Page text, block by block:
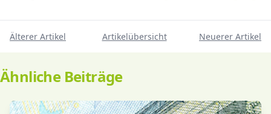
Älterer Artikel Artikelübersicht Neuerer Artikel
Ähnliche Beiträge